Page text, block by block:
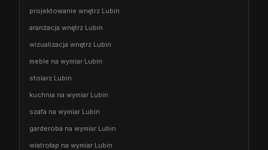
projektowanie wnętrz Lubin
aranżacja wnętrz Lubin
wizualizacja wnętrz Lubin
meble na wymiar Lubin
stolarz Lubin
kuchnia na wymiar Lubin
szafa na wymiar Lubin
garderoba na wymiar Lubin
wiatrołap na wymiar Lubin